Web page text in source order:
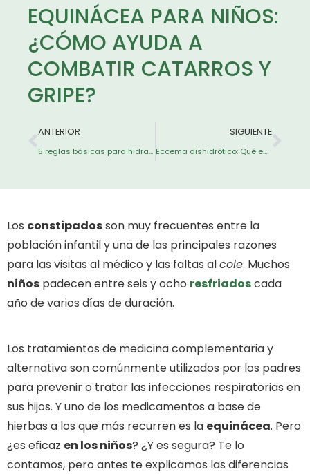
EQUINÁCEA PARA NIÑOS:
¿CÓMO AYUDA A
COMBATIR CATARROS Y
GRIPE?
ANTERIOR
5 reglas básicas para hidratar el pelo y mantenerlo sano
SIGUIENTE
Eccema dishidrótico: Qué es, por qué aparece y cómo tratarlo
Los constipadosson muy frecuentes entre la
población infantil y una de las principales razones
para las visitas al médico y las faltas alcole. Muchos
niños padecen entre seis y ocho resfriadoscada
año de varios días de duración.
Los tratamientos de medicina complementaria y
alternativa son comúnmente utilizados por los padres
para prevenir o tratar las infecciones respiratorias en
sus hijos. Y uno de los medicamentos a base de
hierbas a los que más recurren es la equinácea. Pero
¿es eficaz en los niños? ¿Y es segura? Te lo
contamos, pero antes te explicamos las diferencias